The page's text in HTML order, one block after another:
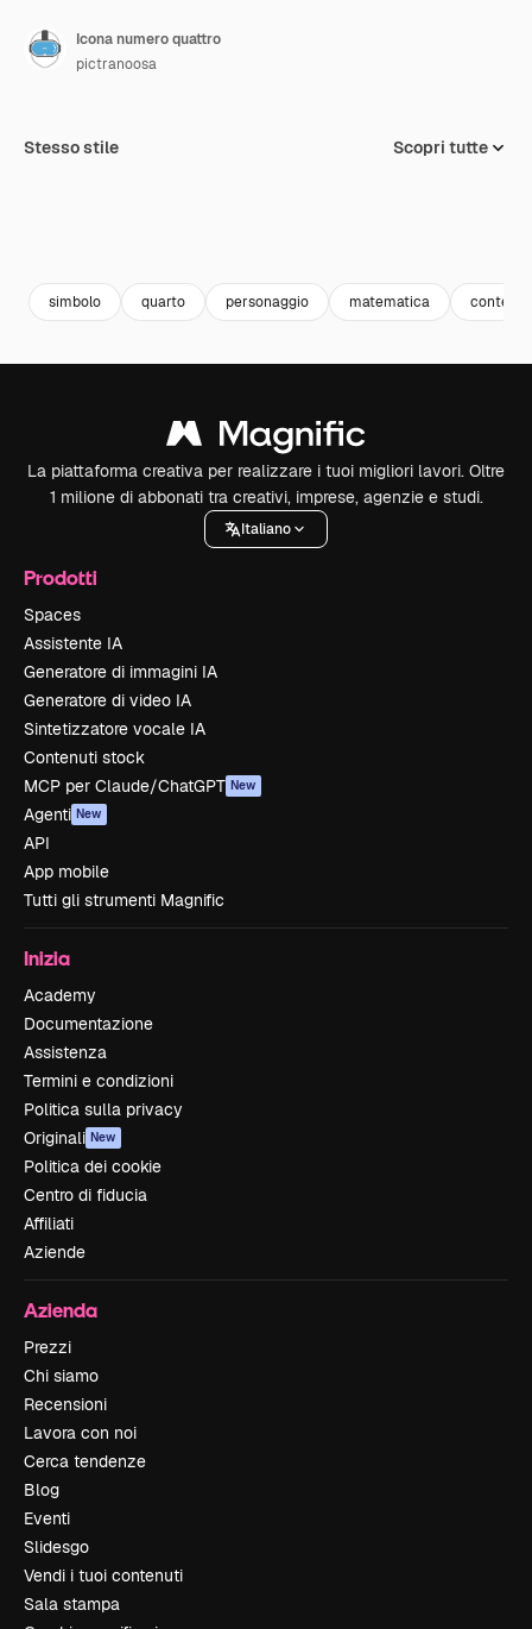
Icona numero quattro
pictranoosa
Stesso stile Scopri tutte
simbolo quarto personaggio matematica
La piattaforma creativa per realizzare i tuoi migliori lavori. Oltre
1 milione di abbonati tra creativi, imprese, agenzie e studi.
Italiano
Prodotti
Spaces
Assistente IA
Generatore di immagini IA
Generatore di video IA
Sintetizzatore vocale IA
Contenuti stock
MCP per Claude/ChatGPT New
Agenti New
API
App mobile
Tutti gli strumenti Magnific
Inizia
Academy
Documentazione
Assistenza
Termini e condizioni
Politica sulla privacy
Originali New
Politica dei cookie
Centro di fiducia
Affiliati
Aziende
Azienda
Prezzi
Chi siamo
Recensioni
Lavora con noi
Cerca tendenze
Blog
Eventi
Slidesgo
Vendi i tuoi contenuti
Sala stampa